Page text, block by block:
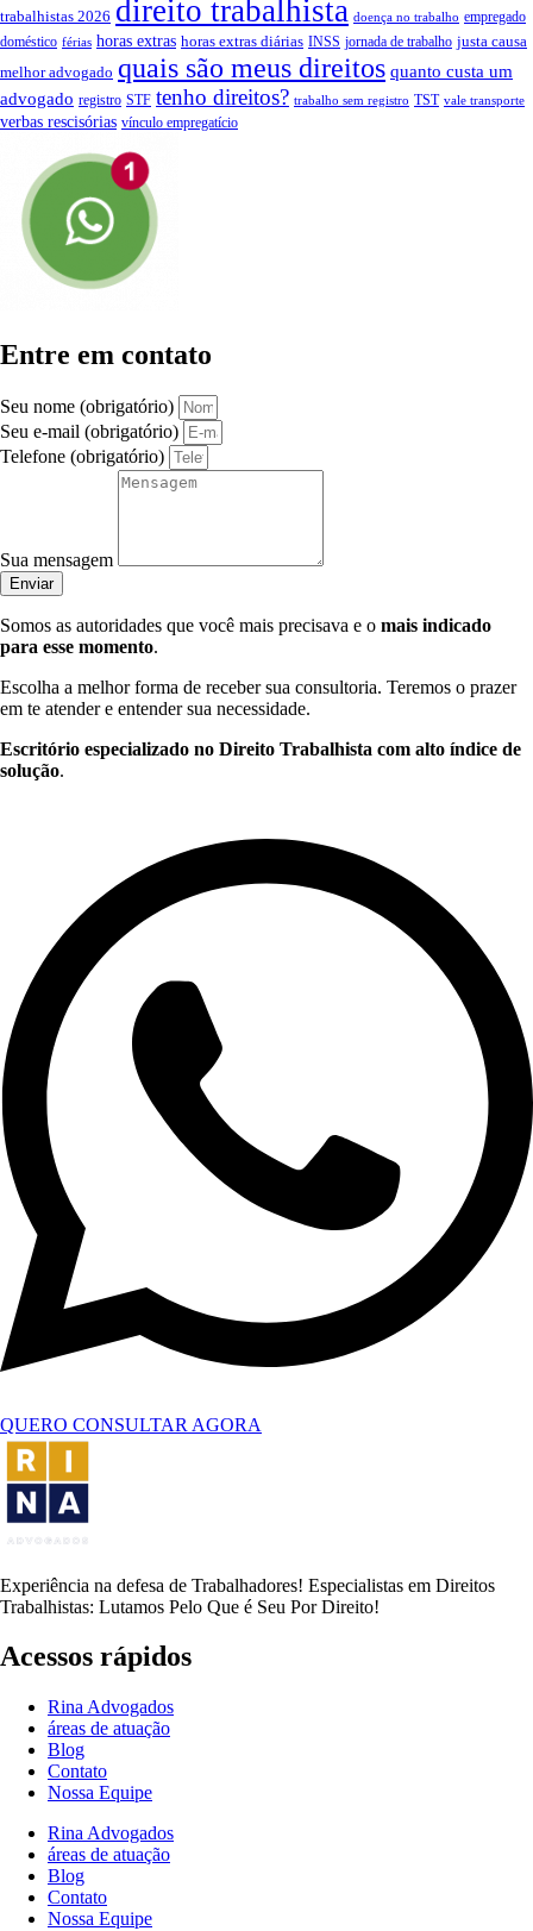
trabalhistas 2026 direito trabalhista doença no trabalho empregado
doméstico férias horas extras horas extras diárias INSS jornada de trabalho justa causa
melhor advogado quais são meus direitos quanto custa um
advogado registro STF tenho direitos? trabalho sem registro TST vale transporte
verbas rescisórias vínculo empregatício
Entre em contato
Seu nome (obrigatório)
Seu e-mail (obrigatório)
Telefone (obrigatório)
Sua mensagem
Enviar
Somos as autoridades que você mais precisava e o mais indicado
para esse momento.
Escolha a melhor forma de receber sua consultoria. Teremos o prazer
em te atender e entender sua necessidade.
Escritório especializado no Direito Trabalhista com alto índice de
solução.
QUERO CONSULTAR AGORA
Experiência na defesa de Trabalhadores! Especialistas em Direitos
Trabalhistas: Lutamos Pelo Que é Seu Por Direito!
Acessos rápidos
Rina Advogados
áreas de atuação
Blog
Contato
Nossa Equipe
Rina Advogados
áreas de atuação
Blog
Contato
Nossa Equipe